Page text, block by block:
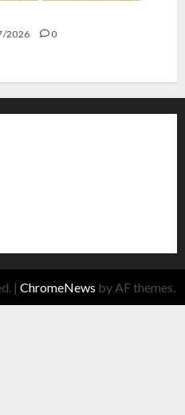
2026 0
| ChromeNews by AF themes.